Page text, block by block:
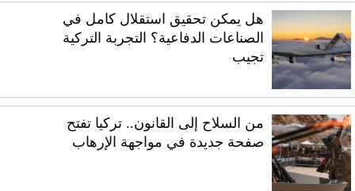
هل يمكن تحقيق استقلال كامل في
الصناعات الدفاعية؟ التجربة التركية
تجيب
من السلاح إلى القانون.. تركيا تفتح
صفحة جديدة في مواجهة الإرهاب